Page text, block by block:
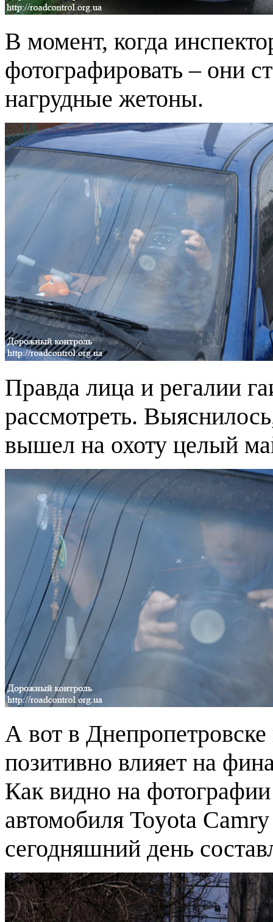
В момент, когда
фотографировать – они
нагрудные жетоны.
Правда лица и регалии
рассмотреть.
вышел на охоту целый
А вот в
позитивно влияет на
Как видно на
автомобиля Toyota
сегодняшний день